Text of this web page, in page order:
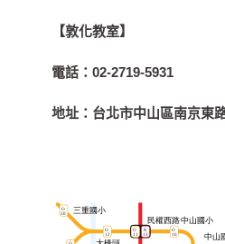
【敦化教室】
電話：02-2719-5931
地址： 台北市中山區南京東